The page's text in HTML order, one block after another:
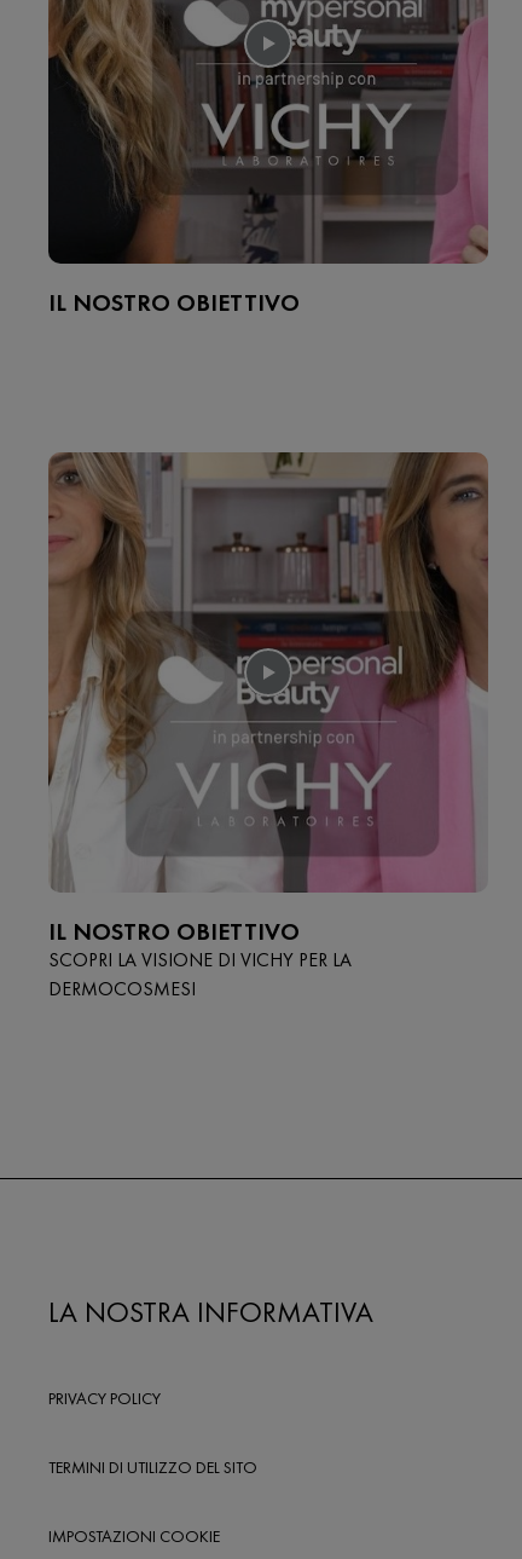
IL NOSTRO OBIETTIVO
IL NOSTRO OBIETTIVO
SCOPRI LA VISIONE DI VICHY PER LA
DERMOCOSMESI
LA NOSTRA INFORMATIVA
PRIVACY POLICY
TERMINI DI UTILIZZO DEL SITO
IMPOSTAZIONI COOKIE